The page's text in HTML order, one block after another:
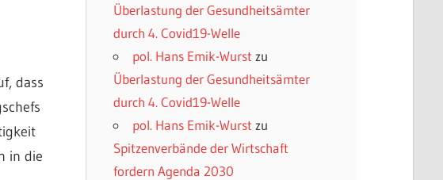
dass
in die
Überlastung der Gesundheitsämter
durch 4. Covid19-Welle
pol. Hans Emik-Wurst zu
Überlastung der Gesundheitsämter
durch 4. Covid19-Welle
pol. Hans Emik-Wurst zu
Spitzenverbände der Wirtschaft
fordern Agenda 2030